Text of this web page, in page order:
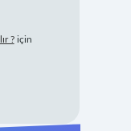
?için